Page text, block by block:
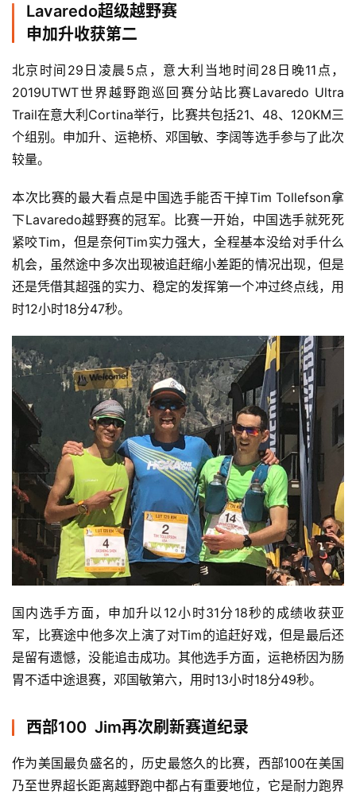
Lavaredo超级越野赛
申加升收获第二
北京时间29日凌晨5点，意大利当地时间28日晚11点，
2019UTWT世界越野跑巡回赛分站比赛Lavaredo Ultra
Trail在意大利Cortina举行，比赛共包括21、48、120KM三
个组别。申加升、运艳桥、邓国敏、李阔等选手参与了此次
较量。
本次比赛的最大看点是中国选手能否干掉Tim Tollefson拿
下Lavaredo越野赛的冠军。比赛一开始，中国选手就死死
紧咬Tim，但是奈何Tim实力强大，全程基本没给对手什么
机会，虽然途中多次出现被追赶缩小差距的情况出现，但是
还是凭借其超强的实力、稳定的发挥第一个冲过终点线，用
时12小时18分47秒。
国内选手方面，申加升以12小时31分18秒的成绩收获亚
军，比赛途中他多次上演了对Tim的追赶好戏，但是最后还
是留有遗憾，没能追击成功。其他选手方面，运艳桥因为肠
胃不适中途退赛，邓国敏第六，用时13小时18分49秒。
西部100 Jim再次刷新赛道纪录
作为美国最负盛名的，历史最悠久的比赛，西部100在美国
乃至世界超长距离越野跑中都占有重要地位，它是耐力跑界